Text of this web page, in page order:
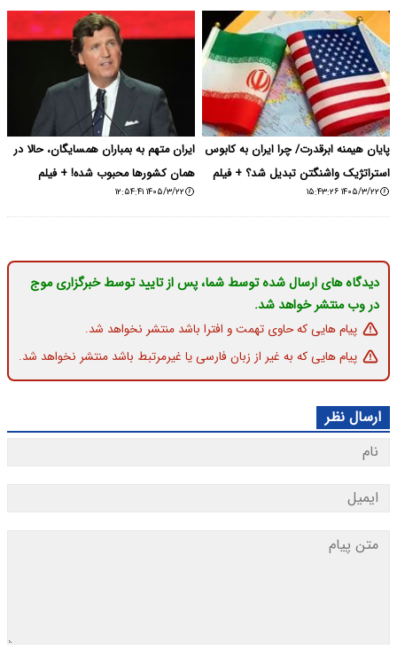
پایان هیمنه ابرقدرت/ چرا ایران به کابوس
استراتژیک واشنگتن تبدیل شد؟ + فیلم
۱۴۰۵/۳/۲۲ ۱۵:۴۳:۲۶
ایران متهم به بمباران همسایگان، حالا در
همان کشورها محبوب شده! + فیلم
۱۴۰۵/۳/۲۲ ۱۲:۵۴:۴۱
دیدگاه های ارسال شده توسط شما، پس از تایید توسط خبرگزاری موج
در وب منتشر خواهد شد.
پیام هایی که حاوی تهمت و افترا باشد منتشر نخواهد شد.
پیام هایی که به غیر از زبان فارسی یا غیرمرتبط باشد منتشر نخواهد شد.
ارسال نظر